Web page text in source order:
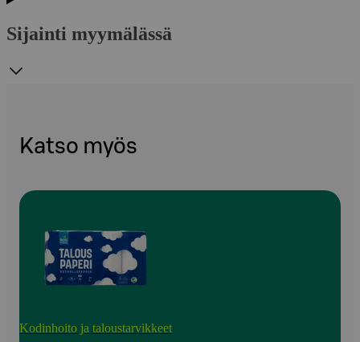
Sijainti myymälässä
Katso myös
Kodinhoito ja taloustarvikkeet